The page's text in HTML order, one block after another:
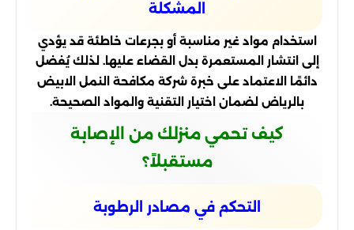
المشكلة
استخدام مواد غير مناسبة أو بجرعات خاطئة قد يؤدي
إلى انتشار المستعمرة بدل القضاء عليها. لذلك يُفضل
دائمًا الاعتماد على خبرة شركة مكافحة النمل الابيض
بالرياض لضمان اختيار التقنية والمواد الصحيحة.
كيف تحمي منزلك من الإصابة
مستقبلاً؟
التحكم في مصادر الرطوبة